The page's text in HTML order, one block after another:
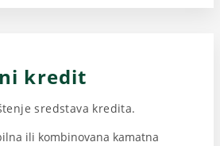
kredit
sredstava kredita.
ili kombinovana kamatna